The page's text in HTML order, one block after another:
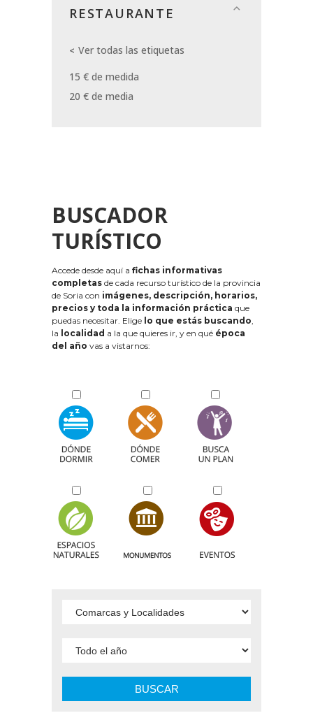
RESTAURANTE
Ver todas las etiquetas
15 € de medida
20 € de media
BUSCADOR
TURÍSTICO
Accede desde aquí a fichas informativas
completas de cada recurso turístico de la provincia
de Soria con imágenes, descripción, horarios,
precios y toda la información práctica que
puedas necesitar. Elige lo que estás buscando,
la localidad a la que quieres ir, y en qué época
del año vas a vistarnos:
BUSCAR